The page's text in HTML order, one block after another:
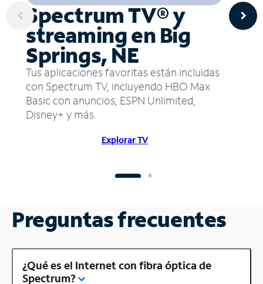
Spectrum TV® y
streaming en Big
Springs, NE
Tus aplicaciones favoritas están incluidas
con Spectrum TV, incluyendo HBO Max
Basic con anuncios, ESPN Unlimited,
Disney+ y más.
Explorar TV
Preguntas frecuentes
¿Qué es el Internet con fibra óptica de
Spectrum?